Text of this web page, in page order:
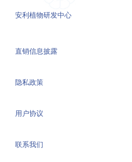
安利植物研发中心
直销信息披露
隐私政策
用户协议
联系我们